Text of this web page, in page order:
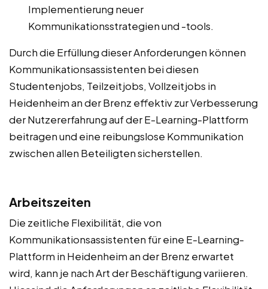
Implementierung neuer
Kommunikationsstrategien und -tools.
Durch die Erfüllung dieser Anforderungen können
Kommunikationsassistenten bei diesen
Studentenjobs, Teilzeitjobs, Vollzeitjobs in
Heidenheim an der Brenz effektiv zur Verbesserung
der Nutzererfahrung auf der E-Learning-Plattform
beitragen und eine reibungslose Kommunikation
zwischen allen Beteiligten sicherstellen.
Arbeitszeiten
Die zeitliche Flexibilität, die von
Kommunikationsassistenten für eine E-Learning-
Plattform in Heidenheim an der Brenz erwartet
wird, kann je nach Art der Beschäftigung variieren.